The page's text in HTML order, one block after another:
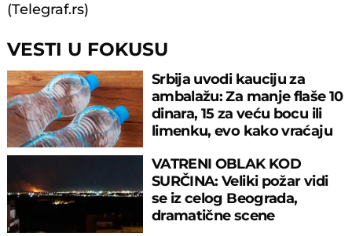
(Telegraf.rs)
VESTI U FOKUSU
Srbija uvodi kauciju za
ambalažu: Za manje flaše 10
dinara, 15 za veću bocu ili
limenku, evo kako vraćaju
VATRENI OBLAK KOD
SURČINA: Veliki požar vidi
se iz celog Beograda,
dramatične scene